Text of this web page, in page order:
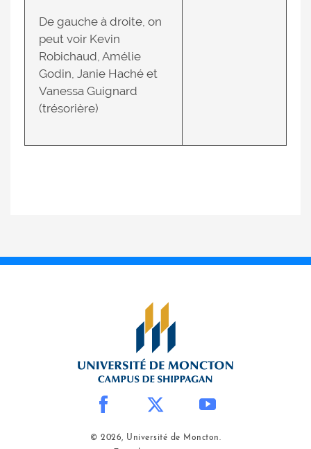
De gauche à droite, on
peut voir Kevin
Robichaud, Amélie
Godin, Janie Haché et
Vanessa Guignard
(trésorière)
© 2026, Université de Moncton.